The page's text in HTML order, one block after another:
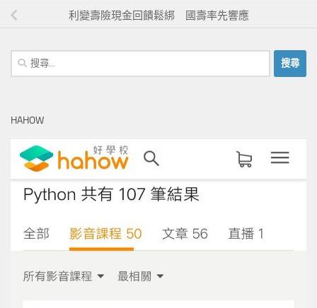
利變壽險現金回饋鬆綁 國壽率先響應
搜
尋
字:
HAHOW